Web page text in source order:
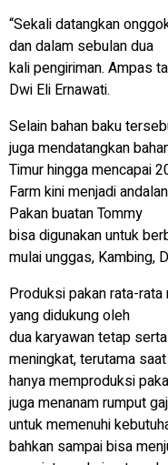
“Sekali datangkan
dan dalam sebulan dua
kali pengiriman. Ampas
Dwi Eli Ernawati.
Selain bahan baku
juga mendatangkan
Timur hingga mencapai
Farm kini menjadi
Pakan buatan Tommy
bisa digunakan untuk
mulai unggas, Kambing,
Produksi pakan rata-
yang didukung oleh
dua karyawan tetap
meningkat, terutama
hanya memproduksi
juga menanam rumput
untuk memenuhi
bahkan sampai bisa